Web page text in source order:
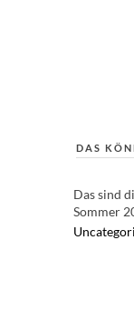
DAS
Das sind
Sommer